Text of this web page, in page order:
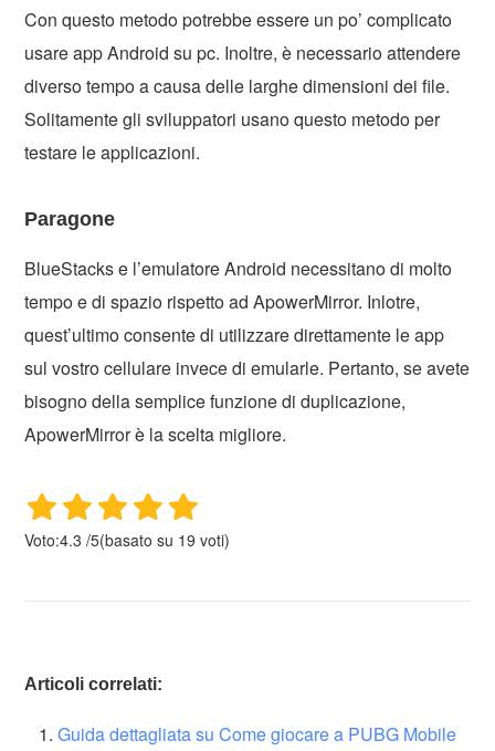
Con questo metodo potrebbe essere un po’ complicato
usare app Android su pc. Inoltre, è necessario attendere
diverso tempo a causa delle larghe dimensioni dei file.
Solitamente gli sviluppatori usano questo metodo per
testare le applicazioni.
Paragone
BlueStacks e l’emulatore Android necessitano di molto
tempo e di spazio rispetto ad ApowerMirror. Inlotre,
quest’ultimo consente di utilizzare direttamente le app
sul vostro cellulare invece di emularle. Pertanto, se avete
bisogno della semplice funzione di duplicazione,
ApowerMirror è la scelta migliore.
Voto:4.3 /5(basato su 19 voti)
Articoli correlati:
Guida dettagliata su Come giocare a PUBG Mobile